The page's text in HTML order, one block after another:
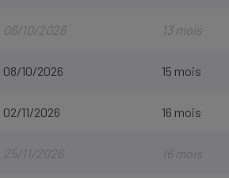
06/10/2026 13 mois
08/10/2026 15 mois
02/11/2026 16 mois
25/11/2026 16 mois